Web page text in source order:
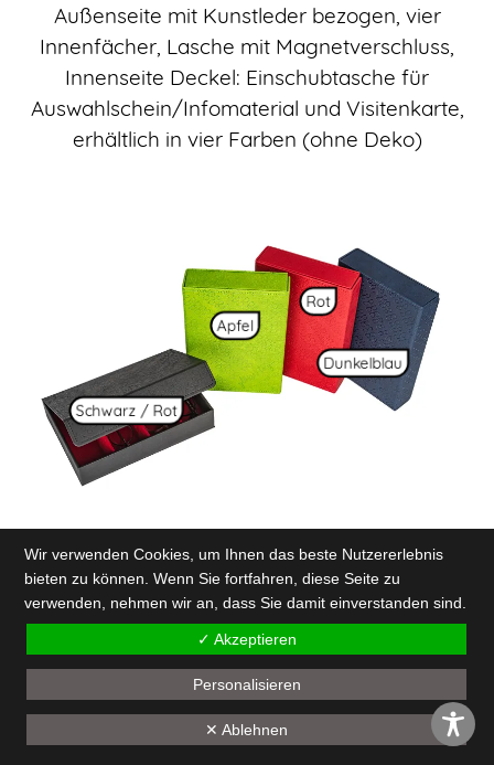
Außenseite mit Kunstleder bezogen, vier
Innenfächer, Lasche mit Magnetverschluss,
Innenseite Deckel: Einschubtasche für
Auswahlschein/Infomaterial und Visitenkarte,
erhältlich in vier Farben (ohne Deko)
Schwarz / Rot
Apfel
Rot
Dunkelblau
4ER TRY-ON-BOX
COSY BLANK
246 x 175 x 51mm
Außenseite mit Kunstleder bezogen, vier
Wir verwenden Cookies, um Ihnen das beste Nutzererlebnis
bieten zu können. Wenn Sie fortfahren, diese Seite zu
verwenden, nehmen wir an, dass Sie damit einverstanden sind.
✓ Akzeptieren
Personalisieren
✕ Ablehnen